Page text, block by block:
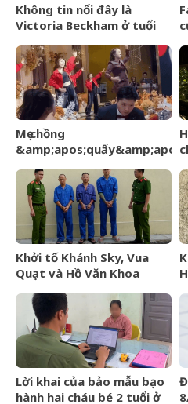
Không tin nổi đây là
Victoria Beckham ở tuổi
Mẹ chồng
&amp;apos;quẩy&amp;apos;
dâu nói một câu, lời đáp
của chú rể gây sốt
Khởi tố Khánh Sky, Vua
Quạt và Hồ Văn Khoa
Lời khai của bảo mẫu bạo
hành hai cháu bé 2 tuổi ở